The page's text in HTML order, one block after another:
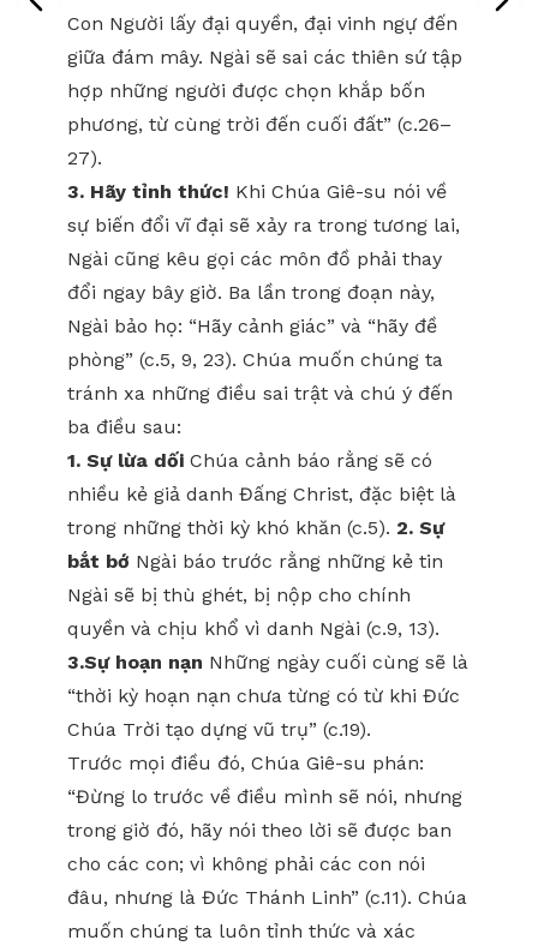
Con Người lấy đại quyền, đại vinh ngự đến
giữa đám mây. Ngài sẽ sai các thiên sứ tập
hợp những người được chọn khắp bốn
phương, từ cùng trời đến cuối đất” (c.26–
27).
3. Hãy tỉnh thức! Khi Chúa Giê-su nói về
sự biến đổi vĩ đại sẽ xảy ra trong tương lai,
Ngài cũng kêu gọi các môn đồ phải thay
đổi ngay bây giờ. Ba lần trong đoạn này,
Ngài bảo họ: “Hãy cảnh giác” và “hãy đề
phòng” (c.5, 9, 23). Chúa muốn chúng ta
tránh xa những điều sai trật và chú ý đến
ba điều sau:
1. Sự lừa dối Chúa cảnh báo rằng sẽ có
nhiều kẻ giả danh Đấng Christ, đặc biệt là
trong những thời kỳ khó khăn (c.5). 2. Sự
bắt bớ Ngài báo trước rằng những kẻ tin
Ngài sẽ bị thù ghét, bị nộp cho chính
quyền và chịu khổ vì danh Ngài (c.9, 13).
3.Sự hoạn nạn Những ngày cuối cùng sẽ là
“thời kỳ hoạn nạn chưa từng có từ khi Đức
Chúa Trời tạo dựng vũ trụ” (c.19).
Trước mọi điều đó, Chúa Giê-su phán:
“Đừng lo trước về điều mình sẽ nói, nhưng
trong giờ đó, hãy nói theo lời sẽ được ban
cho các con; vì không phải các con nói
đâu, nhưng là Đức Thánh Linh” (c.11). Chúa
muốn chúng ta luôn tỉnh thức và xác